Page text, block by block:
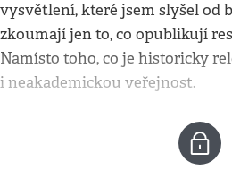
vysvětlení, které jsem slyšel od
zkoumají jen to, co opublikují
Namísto toho, co je historicky
i neakademickou veřejnost.